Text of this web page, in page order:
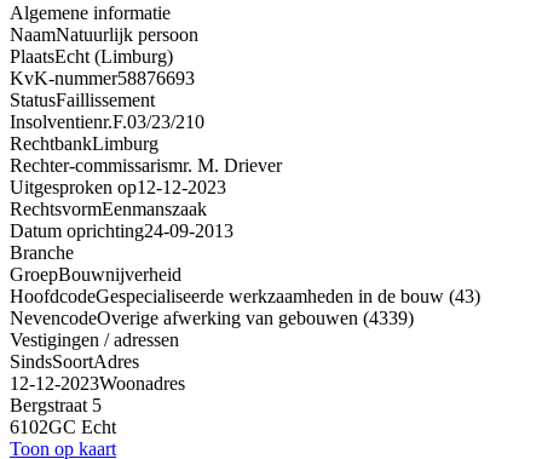
Algemene informatie
NaamNatuurlijk persoon
PlaatsEcht (Limburg)
KvK-nummer58876693
StatusFaillissement
Insolventienr.F.03/23/210
RechtbankLimburg
Rechter-commissarismr. M. Driever
Uitgesproken op12-12-2023
RechtsvormEenmanszaak
Datum oprichting24-09-2013
Branche
GroepBouwnijverheid
HoofdcodeGespecialiseerde werkzaamheden in de bouw (43)
NevencodeOverige afwerking van gebouwen (4339)
Vestigingen / adressen
SindsSoortAdres
12-12-2023Woonadres
Bergstraat 5
6102GC Echt
Toon op kaart